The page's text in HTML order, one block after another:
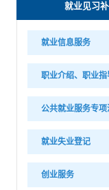
就业见习
就业信息服务
职业介绍、职业指
公共就业服务专项
就业失业登记
创业服务